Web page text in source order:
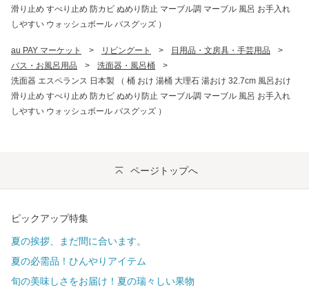
滑り止め すべり止め 防カビ ぬめり防止 マーブル調 マーブル 風呂 お手入れ
しやすい ウォッシュボール バスグッズ ）
au PAY マーケット > リビングート > 日用品・文房具・手芸用品
>
バス・お風呂用品
> 洗面器・風呂桶
>
洗面器 エスペランス 日本製 （ 桶 おけ 湯桶 大理石 湯おけ 32.7cm 風呂おけ
滑り止め すべり止め 防カビ ぬめり防止 マーブル調 マーブル 風呂 お手入れ
しやすい ウォッシュボール バスグッズ ）
ページトップへ
ピックアップ特集
夏の挨拶、まだ間に合います。
夏の必需品！ひんやりアイテム
旬の美味しさをお届け！夏の瑞々しい果物